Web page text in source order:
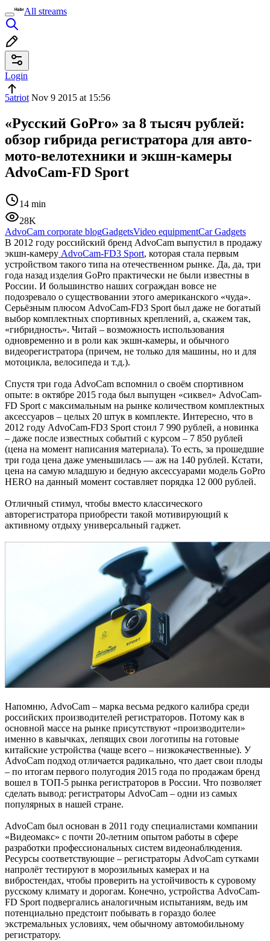
All streams
Login
5atriot Nov 9 2015 at 15:56
«Русский GoPro» за 8 тысяч рублей:
обзор гибрида регистратора для авто-
мото-велотехники и экшн-камеры
AdvoCam-FD Sport
14 min
28K
AdvoCam corporate blogGadgetsVideo equipmentCar Gadgets
В 2012 году российский бренд AdvoCam выпустил в продажу
экшн-камеру AdvoCam-FD3 Sport, которая стала первым
устройством такого типа на отечественном рынке. Да, да, три
года назад изделия GoPro практически не были известны в
России. И большинство наших сограждан вовсе не
подозревало о существовании этого американского «чуда».
Серьёзным плюсом AdvoCam-FD3 Sport был даже не богатый
выбор комплектных спортивных креплений, а, скажем так,
«гибридность». Читай – возможность использования
одновременно и в роли как экшн-камеры, и обычного
видеорегистратора (причем, не только для машины, но и для
мотоцикла, велосипеда и т.д.).
Спустя три года AdvoCam вспомнил о своём спортивном
опыте: в октябре 2015 года был выпущен «сиквел» AdvoCam-
FD Sport с максимальным на рынке количеством комплектных
аксессуаров – целых 20 штук в комплекте. Интересно, что в
2012 году AdvoCam-FD3 Sport стоил 7 990 рублей, а новинка
– даже после известных событий с курсом – 7 850 рублей
(цена на момент написания материала). То есть, за прошедшие
три года цена даже уменьшилась — аж на 140 рублей. Кстати,
цена на самую младшую и бедную аксессуарами модель GoPro
HERO на данный момент составляет порядка 12 000 рублей.
Отличный стимул, чтобы вместо классического
авторегистратора приобрести такой мотивирующий к
активному отдыху универсальный гаджет.
Напомню, AdvoCam – марка весьма редкого калибра среди
российских производителей регистраторов. Потому как в
основной массе на рынке присутствуют «производители»
именно в кавычках, лепящих свои логотипы на готовые
китайские устройства (чаще всего – низкокачественные). У
AdvoCam подход отличается радикально, что дает свои плоды
– по итогам первого полугодия 2015 года по продажам бренд
вошел в ТОП-5 рынка регистраторов в России. Что позволяет
сделать вывод: регистраторы AdvoCam – одни из самых
популярных в нашей стране.
AdvoCam был основан в 2011 году специалистами компании
«Видеомакс» с почти 20-летним опытом работы в сфере
разработки профессиональных систем видеонаблюдения.
Ресурсы соответствующие – регистраторы AdvoCam сутками
напролёт тестируют в морозильных камерах и на
вибростендах, чтобы проверить на устойчивость к суровому
русскому климату и дорогам. Конечно, устройства AdvoCam-
FD Sport подвергались аналогичным испытаниям, ведь им
потенциально предстоит побывать в гораздо более
экстремальных условиях, чем обычному автомобильному
регистратору.